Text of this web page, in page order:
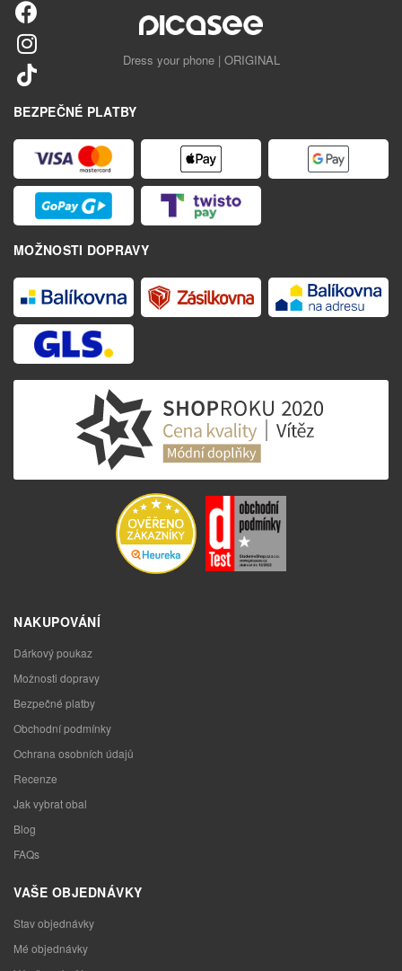
Dress your phone | ORIGINAL
BEZPEČNÉ PLATBY
MOŽNOSTI DOPRAVY
NAKUPOVÁNÍ
Dárkový poukaz
Možnosti dopravy
Bezpečné platby
Obchodní podmínky
Ochrana osobních údajů
Recenze
Jak vybrat obal
Blog
FAQs
VAŠE OBJEDNÁVKY
Stav objednávky
Mé objednávky